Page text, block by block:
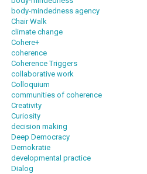
body-mindedness agency
Chair Walk
climate change
Cohere+
coherence
Coherence Triggers
collaborative work
Colloquium
communities of coherence
Creativity
Curiosity
decision making
Deep Democracy
Demokratie
developmental practice
Dialog